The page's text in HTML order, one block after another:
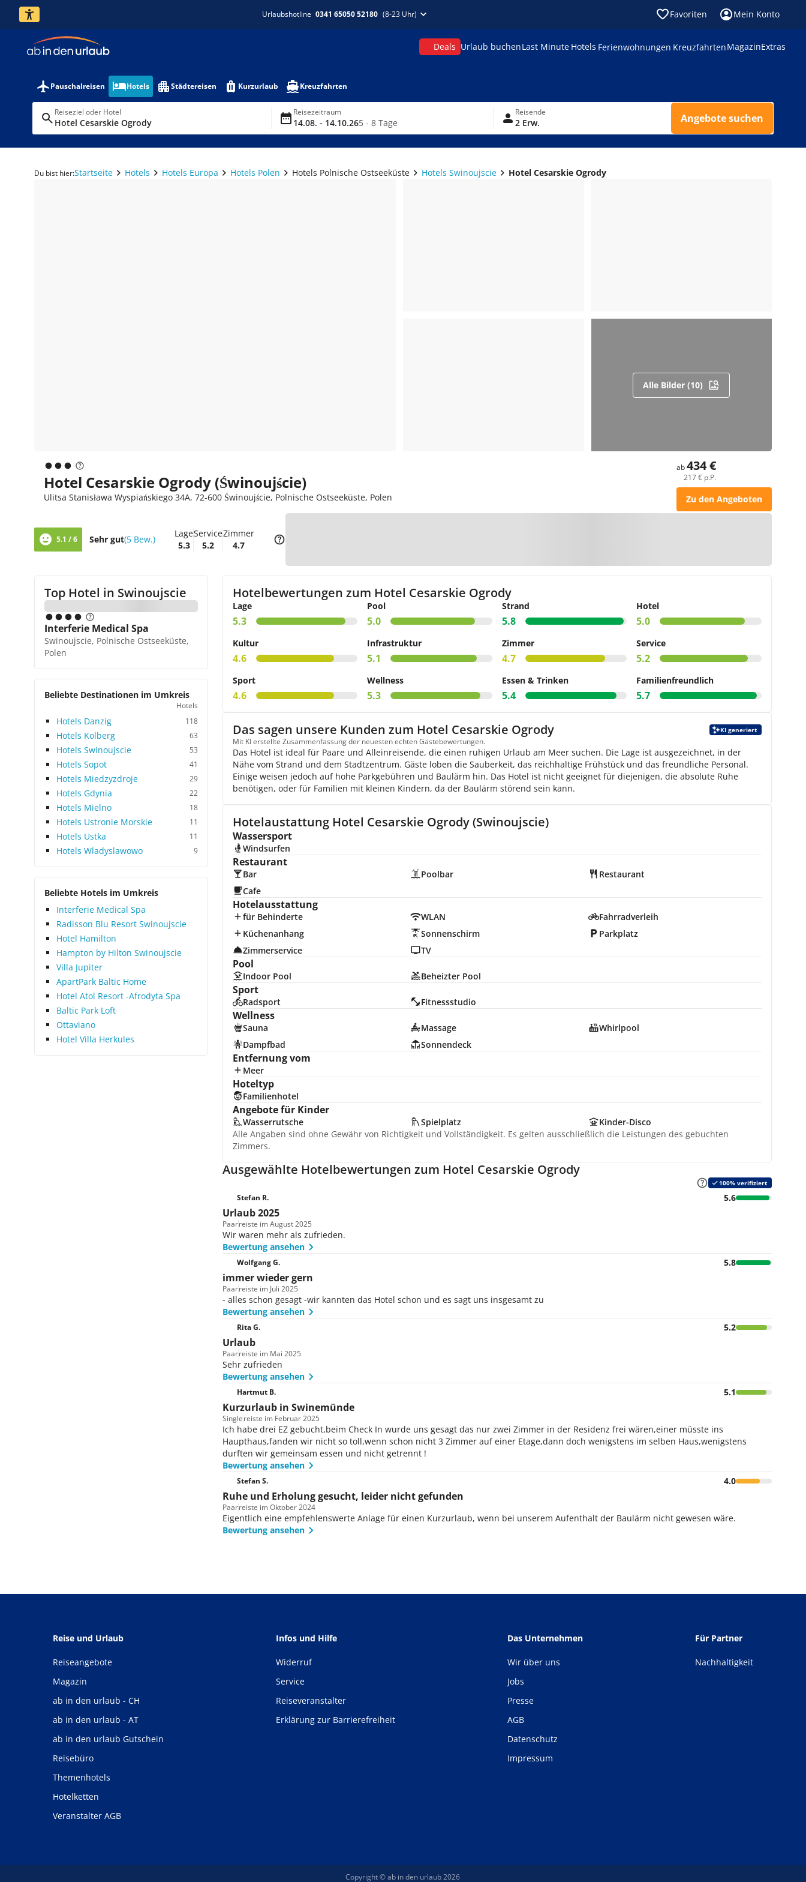
Urlaubshotline 0341 65050 52180 (8-23 Uhr) Favoriten Mein Konto
Deals Urlaub buchenLast Minute Hotels Ferienwohnungen KreuzfahrtenMagazinExtras
Pauschalreisen Hotels Städtereisen Kurzurlaub Kreuzfahrten
Reiseziel oder Hotel
Hotel Cesarskie Ogrody
Reisezeitraum
14.08. - 14.10.265 - 8 Tage
Reisende
2 Erw. Angebote suchen
Du bist hier:Startseite Hotels Hotels Europa Hotels Polen Hotels Polnische Ostseeküste Hotels Swinoujscie Hotel Cesarskie Ogrody
Alle Bilder (10)
Hotel Cesarskie Ogrody (Świnoujście)
Ulitsa Stanisława Wyspiańskiego 34A, 72-600 Świnoujście, Polnische Ostseeküste, Polen
ab434 €
217 € p.P.
Zu den Angeboten
5.1 / 6 Sehr gut(5 Bew.)
Lage
5.3
Service
5.2
Zimmer
4.7
Top Hotel in Swinoujscie
Interferie Medical Spa
Swinoujscie, Polnische Ostseeküste,
Polen
Beliebte Destinationen im Umkreis
Hotels
Hotels Danzig 118
Hotels Kolberg 63
Hotels Swinoujscie 53
Hotels Sopot 41
Hotels Miedzyzdroje 29
Hotels Gdynia 22
Hotels Mielno 18
Hotels Ustronie Morskie 11
Hotels Ustka 11
Hotels Wladyslawowo 9
Beliebte Hotels im Umkreis
Interferie Medical Spa
Radisson Blu Resort Swinoujscie
Hotel Hamilton
Hampton by Hilton Swinoujscie
Villa Jupiter
ApartPark Baltic Home
Hotel Atol Resort -Afrodyta Spa
Baltic Park Loft
Ottaviano
Hotel Villa Herkules
Hotelbewertungen zum Hotel Cesarskie Ogrody
Lage
5.3
Pool
5.0
Strand
5.8
Hotel
5.0
Kultur
4.6
Infrastruktur
5.1
Zimmer
4.7
Service
5.2
Sport
4.6
Wellness
5.3
Essen & Trinken
5.4
Familienfreundlich
5.7
Das sagen unsere Kunden zum Hotel Cesarskie Ogrody KI generiert
Mit KI erstellte Zusammenfassung der neuesten echten Gästebewertungen.
Das Hotel ist ideal für Paare und Alleinreisende, die einen ruhigen Urlaub am Meer suchen. Die Lage ist ausgezeichnet, in der
Nähe vom Strand und dem Stadtzentrum. Gäste loben die Sauberkeit, das reichhaltige Frühstück und das freundliche Personal.
Einige weisen jedoch auf hohe Parkgebühren und Baulärm hin. Das Hotel ist nicht geeignet für diejenigen, die absolute Ruhe
benötigen, oder für Familien mit kleinen Kindern, da der Baulärm störend sein kann.
Hotelaustattung Hotel Cesarskie Ogrody (Swinoujscie)
Wassersport
Windsurfen
Restaurant
Bar Poolbar
Restaurant
Cafe
Hotelausstattung
für Behinderte WLAN
Fahrradverleih
Küchenanhang
Sonnenschirm
Parkplatz
Zimmerservice
TV
Pool
Indoor Pool Beheizter Pool
Sport
Radsport Fitnessstudio
Wellness
Sauna Massage
Whirlpool
Dampfbad
Sonnendeck
Entfernung vom
Meer
Hoteltyp
Familienhotel
Angebote für Kinder
Wasserrutsche Spielplatz
Kinder-Disco
Alle Angaben sind ohne Gewähr von Richtigkeit und Vollständigkeit. Es gelten ausschließlich die Leistungen des gebuchten
Zimmers.
Ausgewählte Hotelbewertungen zum Hotel Cesarskie Ogrody
100% verifiziert
Stefan R. 5.6
Urlaub 2025
Paarreiste im August 2025
Wir waren mehr als zufrieden.
Bewertung ansehen
Wolfgang G. 5.8
immer wieder gern
Paarreiste im Juli 2025
- alles schon gesagt -wir kannten das Hotel schon und es sagt uns insgesamt zu
Bewertung ansehen
Rita G. 5.2
Urlaub
Paarreiste im Mai 2025
Sehr zufrieden
Bewertung ansehen
Hartmut B. 5.1
Kurzurlaub in Swinemünde
Singlereiste im Februar 2025
Ich habe drei EZ gebucht,beim Check In wurde uns gesagt das nur zwei Zimmer in der Residenz frei wären,einer müsste ins
Haupthaus,fanden wir nicht so toll,wenn schon nicht 3 Zimmer auf einer Etage,dann doch wenigstens im selben Haus,wenigstens
durften wir gemeinsam essen und nicht getrennt !
Bewertung ansehen
Stefan S. 4.0
Ruhe und Erholung gesucht, leider nicht gefunden
Paarreiste im Oktober 2024
Eigentlich eine empfehlenswerte Anlage für einen Kurzurlaub, wenn bei unserem Aufenthalt der Baulärm nicht gewesen wäre.
Bewertung ansehen
Reise und Urlaub
Reiseangebote
Magazin
ab in den urlaub - CH
ab in den urlaub - AT
ab in den urlaub Gutschein
Reisebüro
Themenhotels
Hotelketten
Veranstalter AGB
Infos und Hilfe
Widerruf
Service
Reiseveranstalter
Erklärung zur Barrierefreiheit
Das Unternehmen
Wir über uns
Jobs
Presse
AGB
Datenschutz
Impressum
Für Partner
Nachhaltigkeit
Copyright © ab in den urlaub 2026